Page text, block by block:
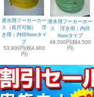
潜水用フーカーホー
ス（長尺可能） 浮
き用｜内径8mmタイ
プ
53,900円(税4,900
円)
潜水用フーカーホー
ス 浮き用｜内径
9mmタイプ
49,500円(税4,500
円)